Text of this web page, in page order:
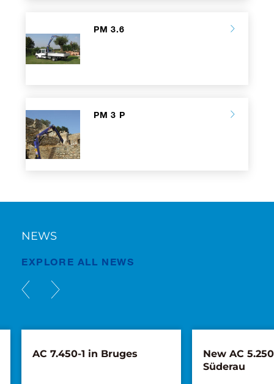
PM 3.6
PM 3 P
NEWS
EXPLORE ALL NEWS
AC 7.450-1 in Bruges
New AC
Süderau